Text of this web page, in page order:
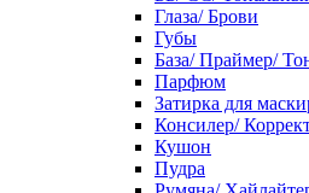
Глаза/ Брови
Губы
База/ Праймер/
Парфюм
Затирка для
Консилер/
Кушон
Пудра